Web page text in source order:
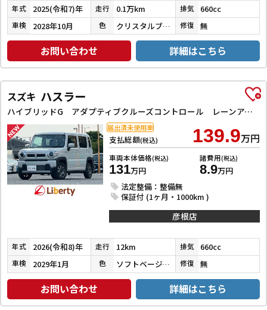
年式 2025(令和7)年 走行 0.1万km 排気 660cc
車検 2028年10月 色 クリスタルブラックパール 修復 無
お問い合わせ 詳細はこちら
スズキ ハスラー
ハイブリッドG アダプティブクルーズコントロール レーンアシスト 衝突被害軽減システム オートライト LEDヘッドランプ スマートキー アイドリングストップ 電動格納ミラー シートヒーター CVT
支払総額(税込) 139.9万円
車両本体価格(税込)
131万円
諸費用(税込)
8.9万円
法定整備：整備無
保証付 (1ヶ月・1000km )
届出済未使用車
彦根店
年式 2026(令和8)年 走行 12km 排気 660cc
車検 2029年1月 色 ソフトベージュメタリック 修復 無
お問い合わせ 詳細はこちら